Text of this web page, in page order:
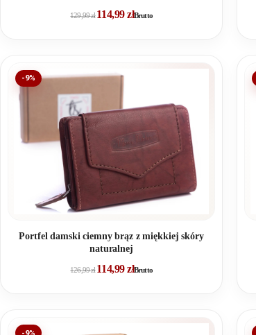
129,99zł 114,99złBrutto
-9%
Portfel damski ciemny brąz z miękkiej skóry
naturalnej
126,99zł 114,99złBrutto
-9%